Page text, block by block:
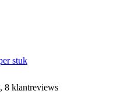
stuk
8 klantreviews